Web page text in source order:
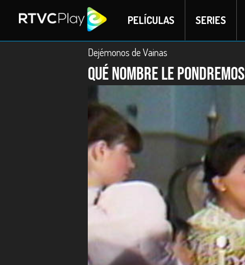
PELÍCULAS SERIES
Dejémonos de Vainas
Qué nombre le pondremos